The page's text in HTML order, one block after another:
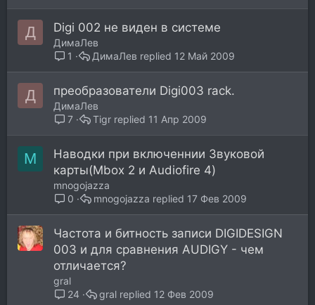
Д Digi 002 не виден в системе
ДимаЛев
1
12 Май 2009
ДимаЛев
Д преобразователи Digi003 rack.
ДимаЛев
7
11 Апр 2009
Tigr
M
Наводки при включеннии Звуковой
карты(Mbox 2 и Audiofire 4)
mnogojazza
0
17 Фев 2009
mnogojazza
Частота и битность записи DIGIDESIGN
003 и для сравнения AUDIGY - чем
отличается?
gral
24
12 Фев 2009
gral